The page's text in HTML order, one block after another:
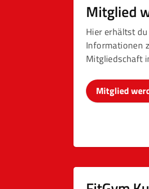
Mitglied
Hier erhältst
Informationen
Mitgliedschaft
Mitglied